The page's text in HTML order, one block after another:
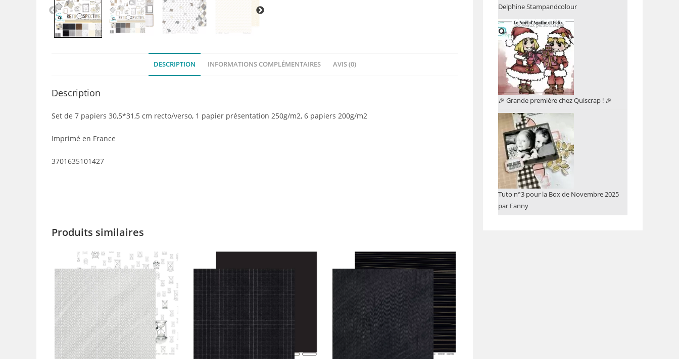
DESCRIPTION INFORMATIONS COMPLÉMENTAIRES AVIS (0)
Description
Set de 7 papiers 30,5*31,5 cm recto/verso, 1 papier présentation 250g/m2, 6 papiers 200g/m2
Imprimé en France
3701635101427
Produits similaires
Delphine Stampandcolour
🎉 Grande première chez Quiscrap ! 🎉
Tuto n°3 pour la Box de Novembre 2025
par Fanny